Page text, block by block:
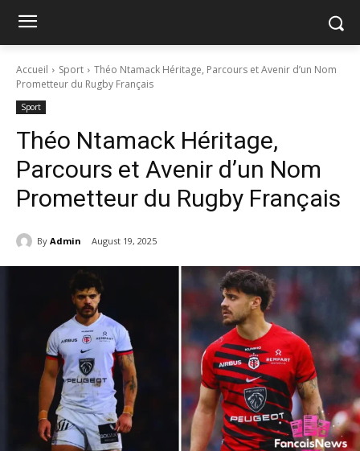
Accueil Sport
Théo Ntamack Héritage, Parcours et Avenir d’un Nom
Prometteur du Rugby Français
Sport
Théo Ntamack Héritage,
Parcours et Avenir d’un Nom
Prometteur du Rugby Français
By Admin August 19, 2025